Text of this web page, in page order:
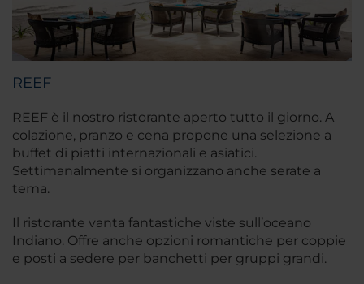
REEF
REEF è il nostro ristorante aperto tutto il giorno. A
colazione, pranzo e cena propone una selezione a
buffet di piatti internazionali e asiatici.
Settimanalmente si organizzano anche serate a
tema.
Il ristorante vanta fantastiche viste sull’oceano
Indiano. Offre anche opzioni romantiche per coppie
e posti a sedere per banchetti per gruppi grandi.